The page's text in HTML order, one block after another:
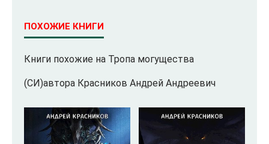
ПОХОЖИЕ КНИГИ
Книги похожие на Тропа могущества
(СИ)автора Красников Андрей Андреевич